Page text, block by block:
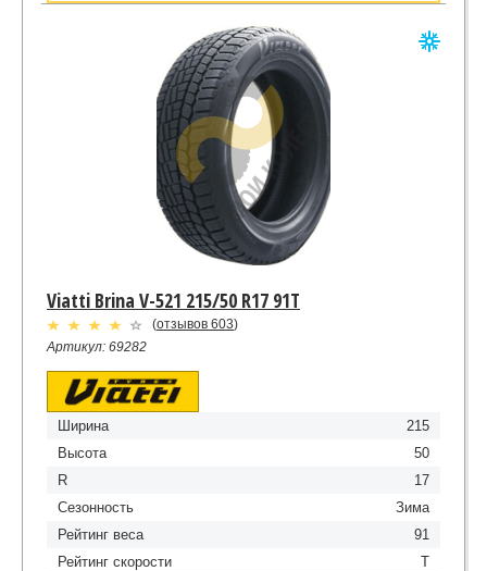
Viatti Brina V-521 215/50 R17 91T
(отзывов 603)
Артикул: 69282
Ширина
215
Высота
50
R
17
Сезонность
Зима
Рейтинг веса
91
Рейтинг скорости
T